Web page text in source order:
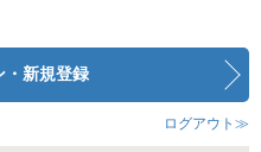
・新規登録
ログアウト≫